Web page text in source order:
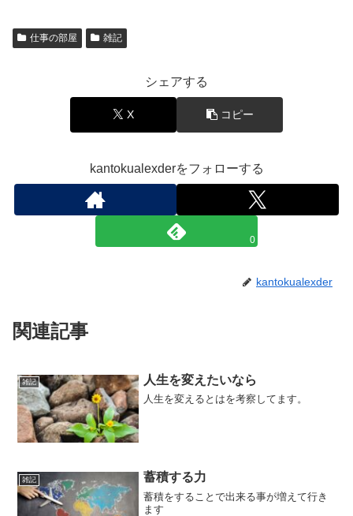
仕事の部屋 雑記
シェアする
X コピー
kantokualexderをフォローする
0
kantokualexder
関連記事
雑記 人生を変えたいなら
人生を変えるとはを考察してます。
雑記 蓄積する力
蓄積をすることで出来る事が増えて行き
ます